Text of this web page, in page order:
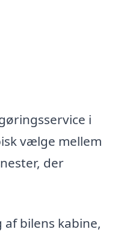
i
vælge mellem
der
bilens kabine,